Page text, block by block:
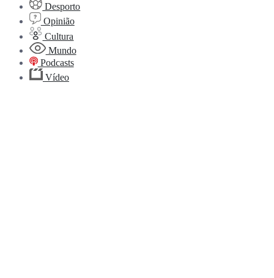
Desporto
Opinião
Cultura
Mundo
Podcasts
Vídeo